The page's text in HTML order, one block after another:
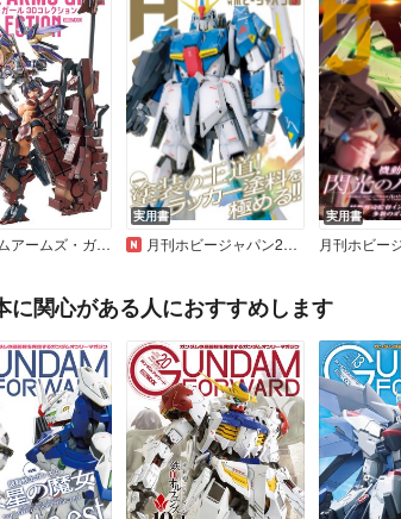
ズ・ガール 3Dコレクション
実用書
月刊ホビージャパン2026年9月号
実用書
に関心がある人におすすめします